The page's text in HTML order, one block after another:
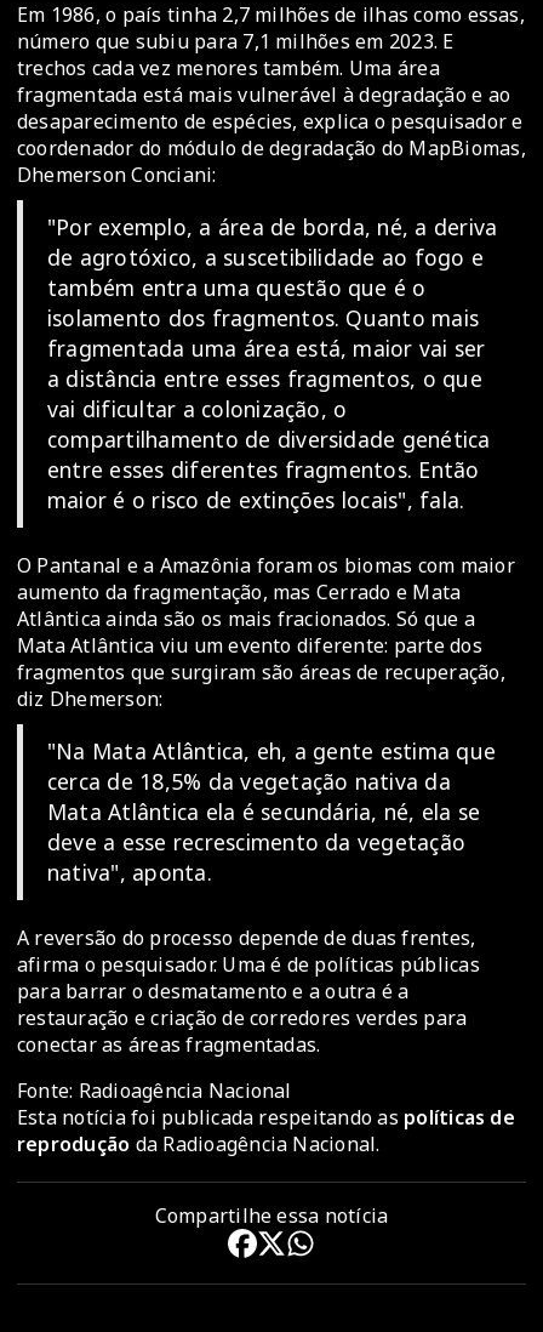
Em 1986, o país tinha 2,7 milhões de ilhas como essas,
número que subiu para 7,1 milhões em 2023. E
trechos cada vez menores também. Uma área
fragmentada está mais vulnerável à degradação e ao
desaparecimento de espécies, explica o pesquisador e
coordenador do módulo de degradação do MapBiomas,
Dhemerson Conciani:
"Por exemplo, a área de borda, né, a deriva
de agrotóxico, a suscetibilidade ao fogo e
também entra uma questão que é o
isolamento dos fragmentos. Quanto mais
fragmentada uma área está, maior vai ser
a distância entre esses fragmentos, o que
vai dificultar a colonização, o
compartilhamento de diversidade genética
entre esses diferentes fragmentos. Então
maior é o risco de extinções locais", fala.
O Pantanal e a Amazônia foram os biomas com maior
aumento da fragmentação, mas Cerrado e Mata
Atlântica ainda são os mais fracionados. Só que a
Mata Atlântica viu um evento diferente: parte dos
fragmentos que surgiram são áreas de recuperação,
diz Dhemerson:
"Na Mata Atlântica, eh, a gente estima que
cerca de 18,5% da vegetação nativa da
Mata Atlântica ela é secundária, né, ela se
deve a esse recrescimento da vegetação
nativa", aponta.
A reversão do processo depende de duas frentes,
afirma o pesquisador. Uma é de políticas públicas
para barrar o desmatamento e a outra é a
restauração e criação de corredores verdes para
conectar as áreas fragmentadas.
Fonte: Radioagência Nacional
Esta notícia foi publicada respeitando as políticas de
reprodução da Radioagência Nacional.
Compartilhe essa notícia